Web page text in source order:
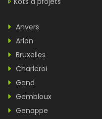
Anvers
Arlon
Bruxelles
Charleroi
Gand
Gembloux
Genappe